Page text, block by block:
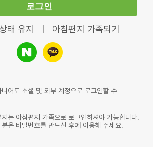
로그인
태 유지 아침편지 가족되기
어도 소셜 및 외부 계정으로 로그인할 수
는 아침편지 가족으로 로그인하셔야 가능합니다.
은 비밀번호를 만드신 후에 이용해 주세요.